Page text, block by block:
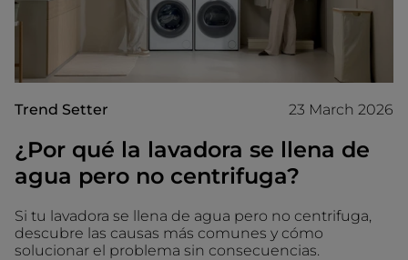
Trend Setter 23 March 2026
¿Por qué la lavadora se llena de
agua pero no centrifuga?
Si tu lavadora se llena de agua pero no centrifuga,
descubre las causas más comunes y cómo
solucionar el problema sin consecuencias.